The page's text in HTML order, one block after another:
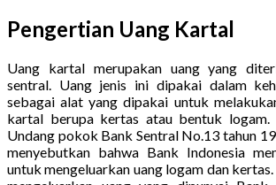
Pengertian Uang Kartal
Uang kartal merupakan uang yang
sentral. Uang jenis ini dipakai dalam
sebagai alat yang dipakai untuk
kartal berupa kertas atau bentuk logam.
Undang pokok Bank Sentral No.13 tahun
menyebutkan bahwa Bank Indonesia
untuk mengeluarkan uang logam dan